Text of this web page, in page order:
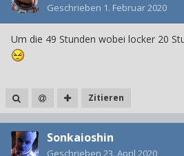
Geschrieben 1. Februar 2020
Um die 49 Stunden wobei locker 20
Zitieren
Sonkaioshin
Geschrieben 23. April 2020